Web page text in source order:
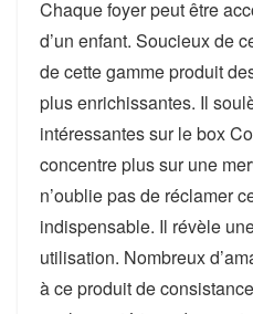
Chaque foyer peut être
d’un enfant. Soucieux de
de cette gamme produit
plus enrichissantes. Il
intéressantes sur le box
concentre plus sur une
n’oublie pas de réclamer
indispensable. Il révèle
utilisation. Nombreux
à ce produit de